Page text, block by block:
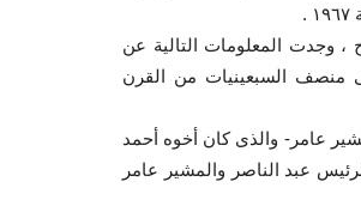
، وجدت المعلومات التالية عن
منصف السبعينيات من القرن
عامر- والذى كان أخوه أحمد
عبد الناصر والمشير عامر